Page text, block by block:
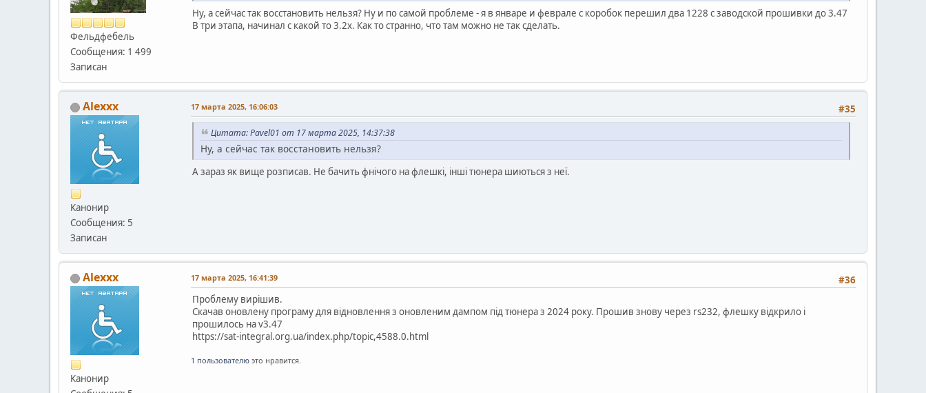
Фельдфебель
Сообщения: 1 499
Записан
Ну, а сейчас так восстановить нельзя? Ну и по самой проблеме - я в январе и феврале с коробок перешил два 1228 с заводской прошивки до 3.47
В три этапа, начинал с какой то 3.2х. Как то странно, что там можно не так сделать.
Alexxx
Канонир
Сообщения: 5
Записан
#35
17 марта 2025, 16:06:03
Цитата: Pavel01 от 17 марта 2025, 14:37:38
Ну, а сейчас так восстановить нельзя?
А зараз як вище розписав. Не бачить фнічого на флешкі, інші тюнера шиються з неї.
Alexxx
Канонир
#36
17 марта 2025, 16:41:39
Проблему вирішив.
Скачав оновлену програму для відновлення з оновленим дампом під тюнера з 2024 року. Прошив знову через rs232, флешку відкрило і
прошилось на v3.47
https://sat-integral.org.ua/index.php/topic,4588.0.html
1 пользователю это нравится.